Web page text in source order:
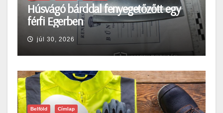
Húsvágó bárddal fenyegetőzőtt egy
férfi Egerben
júl 30, 2026
Belföld Címlap